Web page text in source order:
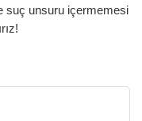
suç unsuru içermemesi